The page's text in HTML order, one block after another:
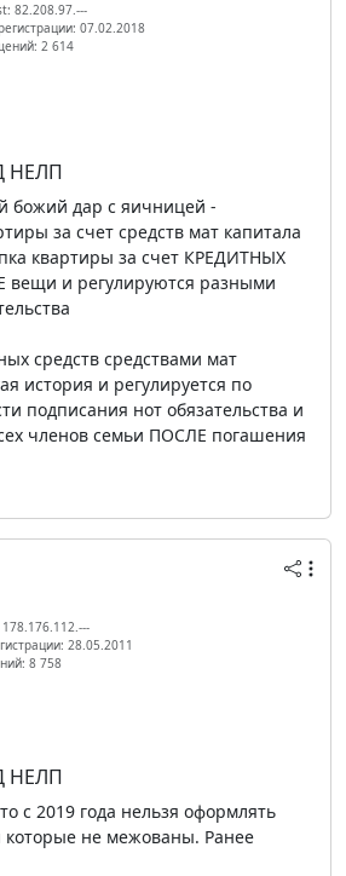
82.208.97.---
07.02.2018
2 614
НЕЛП
божий дар с яичницей -
за счет средств мат капитала
квартиры за счет КРЕДИТНЫХ
вещи и регулируются разными
средств средствами мат
история и регулируется по
подписания нот обязательства и
членов семьи ПОСЛЕ погашения
28.05.2011
8 758
НЕЛП
с 2019 года нельзя оформлять
которые не межованы. Ранее